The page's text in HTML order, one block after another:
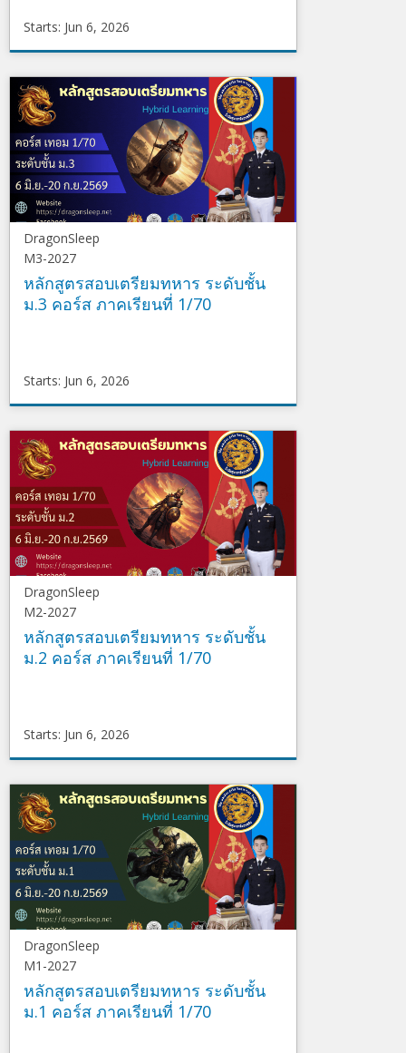
Starts: Jun 6, 2026
M456-
1
Starts
6,
2026
DragonSleep
M3-2027
หลักสูตรสอบเตรียมทหาร ระดับชั้น
ม.3 คอร์ส ภาคเรียนที่ 1/70
Starts: Jun 6, 2026
M3-
2027
Starts
6,
2026
DragonSleep
M2-2027
หลักสูตรสอบเตรียมทหาร ระดับชั้น
ม.2 คอร์ส ภาคเรียนที่ 1/70
Starts: Jun 6, 2026
M2-
2027
Starts
6,
2026
DragonSleep
M1-2027
หลักสูตรสอบเตรียมทหาร ระดับชั้น
ม.1 คอร์ส ภาคเรียนที่ 1/70